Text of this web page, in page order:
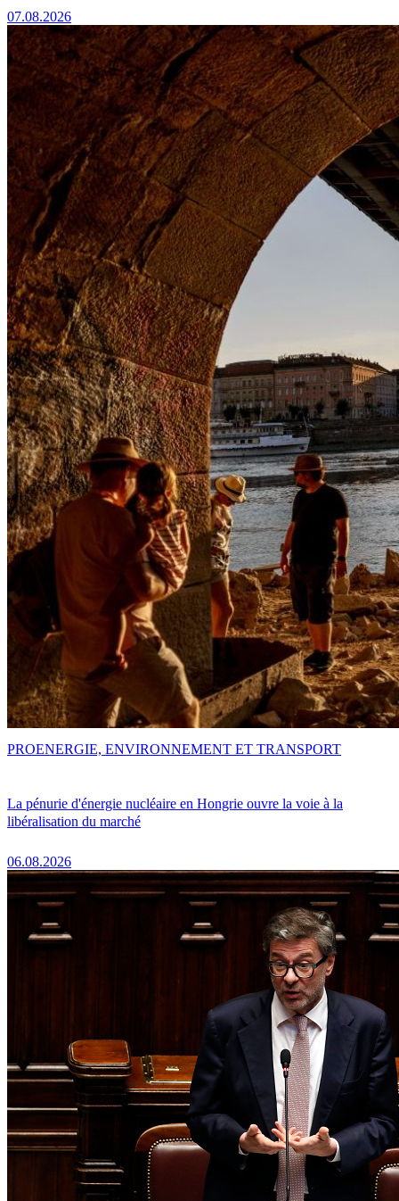
07.08.2026
La pénurie d'énergie nucléaire en Hongrie ouvre la voie à la
libéralisation du marché
06.08.2026
PROENERGIE, ENVIRONNEMENT ET TRANSPORT